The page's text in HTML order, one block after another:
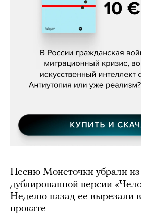
Константин Зарубин,
Песню Монеточки убрали из
дублированной версии
Неделю назад ее вырезали
прокате